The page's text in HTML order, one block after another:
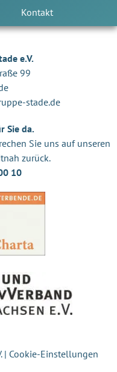
Kontakt
e.V.
99
stade.de
Sie da.
Sie uns auf unseren
zeitnah zurück.
10
| Cookie-Einstellungen